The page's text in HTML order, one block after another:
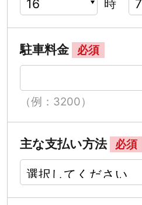
時
駐車料金 必須
（例：3200）
主な支払い方法 必須